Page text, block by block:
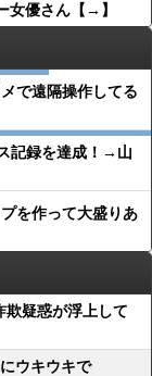
女優さん【→】
で遠隔操作してる
記録を達成！→山
を作って大盛りあ
欺疑惑が浮上して
ウキウキで